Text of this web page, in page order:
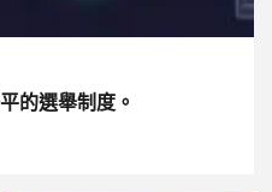
的選舉制度。